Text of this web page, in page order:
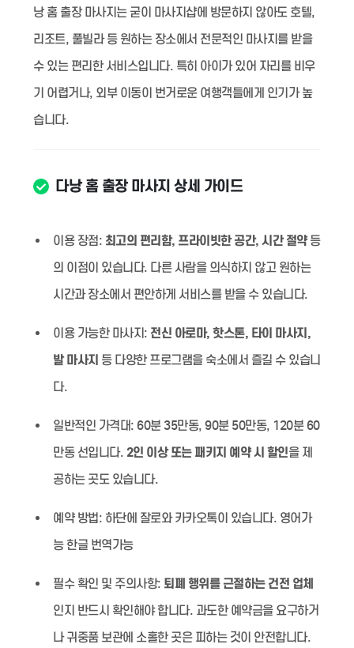
낭 홈 출장 마사지는 굳이 마사지샵에 방문하지 않아도 호텔,
리조트, 풀빌라 등 원하는 장소에서 전문적인 마사지를 받을
수 있는 편리한 서비스입니다. 특히 아이가 있어 자리를 비우
기 어렵거나, 외부 이동이 번거로운 여행객들에게 인기가 높
습니다.
다낭 홈 출장 마사지 상세 가이드
이용 장점: 최고의 편리함, 프라이빗한 공간, 시간 절약등
의 이점이 있습니다. 다른 사람을 의식하지 않고 원하는
시간과 장소에서 편안하게 서비스를 받을 수 있습니다.
이용 가능한 마사지: 전신 아로마, 핫스톤, 타이 마사지,
발 마사지 등 다양한 프로그램을 숙소에서 즐길 수 있습니
다.
일반적인 가격대: 60분 35만동, 90분 50만동, 120분 60
만동 선입니다. 2인 이상 또는 패키지 예약 시 할인을 제
공하는 곳도 있습니다.
예약 방법: 하단에 잘로와 카카오톡이 있습니다. 영어가
능 한글 번역가능
필수 확인 및 주의사항: 퇴폐 행위를 근절하는 건전 업체
인지 반드시 확인해야 합니다. 과도한 예약금을 요구하거
나 귀중품 보관에 소홀한 곳은 피하는 것이 안전합니다.